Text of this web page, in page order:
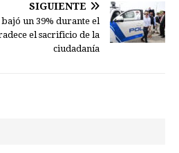
SIGUIENTE
un 39% durante el
el sacrificio de la
ciudadanía